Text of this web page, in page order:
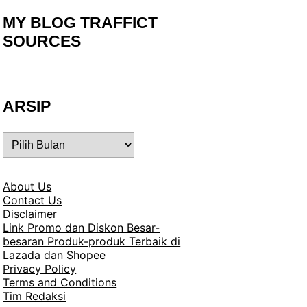
MY BLOG TRAFFICT
SOURCES
ARSIP
ARSIP
About Us
Contact Us
Disclaimer
Link Promo dan Diskon Besar-
besaran Produk-produk Terbaik di
Lazada dan Shopee
Privacy Policy
Terms and Conditions
Tim Redaksi